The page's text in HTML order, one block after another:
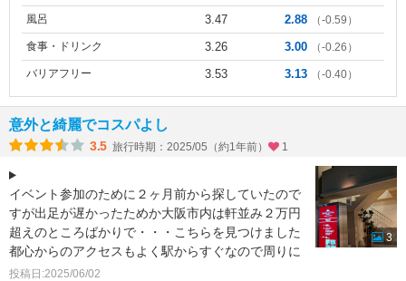
風呂 3.47 2.88 （-0.59）
食事・ドリンク 3.26 3.00 （-0.26）
バリアフリー 3.53 3.13 （-0.40）
意外と綺麗でコスパよし
3.5 旅行時期：2025/05（約1年前） 1
イベント参加のために２ヶ月前から探していたので
すが出足が遅かったためか大阪市内は軒並み２万円
超えのところばかりで・・・こちらを見つけました
都心からのアクセスもよく駅からすぐなので周りに
は飲食店も多
投稿日:2025/06/02
3